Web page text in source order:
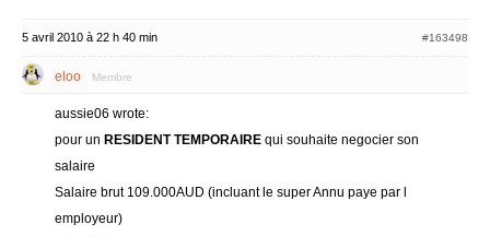
5 avril 2010 à 22 h 40 min #163498
eloo Membre
aussie06 wrote:
pour un RESIDENT TEMPORAIRE qui souhaite negocier son
salaire
Salaire brut 109.000AUD (incluant le super Annu paye par l
employeur)